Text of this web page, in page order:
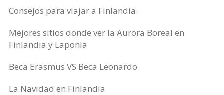
Consejos para viajar a Finlandia.
Mejores sitios donde ver la Aurora Boreal en
Finlandia y Laponia
Beca Erasmus VS Beca Leonardo
La Navidad en Finlandia